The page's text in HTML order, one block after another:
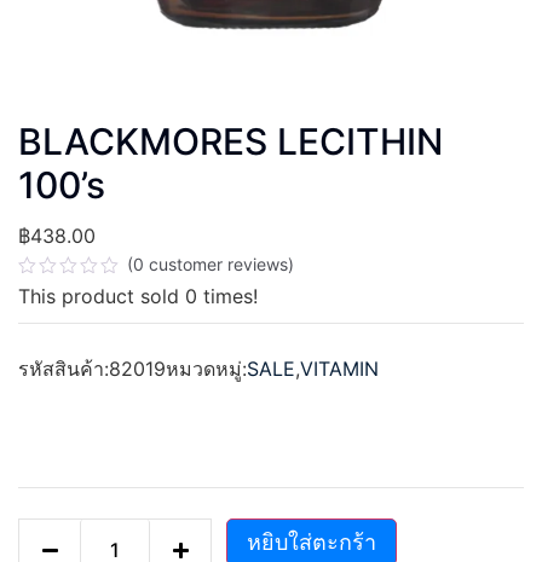
BLACKMORES LECITHIN
100’s
฿438.00
ให้
คะแนน
0
1-
5
(0 customer reviews)
This product sold 0 times!
รหัสสินค้า:82019หมวดหมู่:SALE,VITAMIN
หยิบใส่ตะกร้า